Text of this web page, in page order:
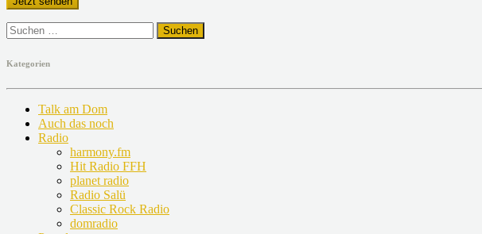
Suchen
nach:
Kategorien
Talk am Dom
Auch das noch
Radio
harmony.fm
Hit Radio FFH
planet radio
Radio Salü
Classic Rock Radio
domradio